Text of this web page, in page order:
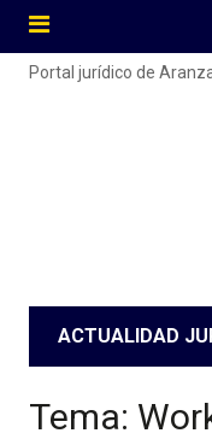
Portal jurídico de
ACTUALIDAD
Tema: